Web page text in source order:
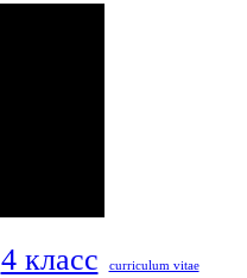
4 класс
curriculum vitae